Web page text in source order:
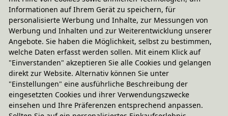
Versand per Spedition
49,95 € innerhalb ...
Sofort lieferbar
Lieferung mit 2-Mann-Spedition bis ins Zimmer
weitere Informationen
Informationen auf Ihrem Gerät zu speichern, für
personalisierte Werbung und Inhalte, zur Messungen von
Werbung und Inhalten und zur Weiterentwicklung unserer
Angebote. Sie haben die Möglichkeit, selbst zu bestimmen,
welche Daten erfasst werden sollen. Mit einem Klick auf
"Einverstanden" akzeptieren Sie alle Cookies und gelangen
direkt zur Website. Alternativ können Sie unter
"Einstellungen" eine ausführliche Beschreibung der
eingesetzten Cookies und ihrer Verwendungszwecke
einsehen und Ihre Präferenzen entsprechend anpassen.